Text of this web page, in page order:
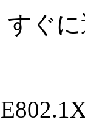
すぐ